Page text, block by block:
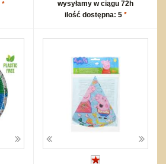
*
wysyłamy w ciągu 72h
ilość dostępna: 5 *